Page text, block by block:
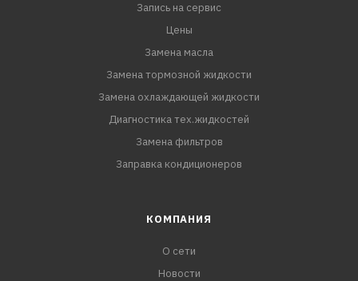
Запись на сервис
Цены
Замена масла
Замена тормозной жидкости
Замена охлаждающей жидкости
Диагностика тех.жидкостей
Замена фильтров
Заправка кондиционеров
КОМПАНИЯ
О сети
Новости